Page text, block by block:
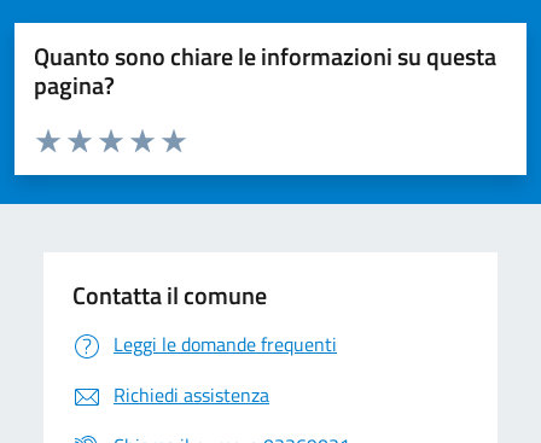
Quanto sono chiare le informazioni su questa
pagina?
Valuta da 1 a 5 stelle la pagina
Valuta 5 stelle su 5
Valuta 4 stelle su 5
Valuta 3 stelle su 5
Valuta 2 stelle su 5
Valuta 1 stelle su 5
Contatta il comune
Leggi le domande frequenti
Richiedi assistenza